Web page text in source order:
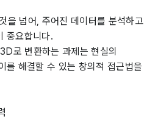
을 넘어, 주어진 데이터를 분석하고
중요합니다.
로 변환하는 과제는 현실의
를 해결할 수 있는 창의적 접근법을